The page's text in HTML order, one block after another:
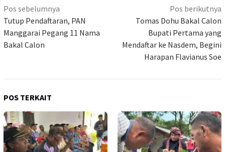
Navigasi
pos
Pos sebelumnya
Tutup Pendaftaran, PAN
Manggarai Pegang 11 Nama
Bakal Calon
Pos berikutnya
Tomas Dohu Bakal Calon
Bupati Pertama yang
Mendaftar ke Nasdem, Begini
Harapan Flavianus Soe
POS TERKAIT